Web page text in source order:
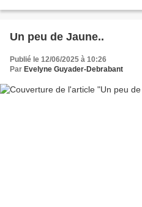
Un peu de Jaune..
Publié le 12/06/2025 à 10:26
Par Evelyne Guyader-Debrabant